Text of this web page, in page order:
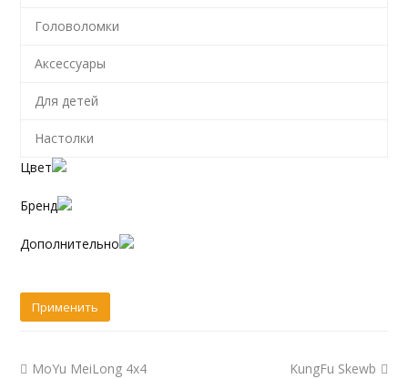
Головоломки
Аксессуары
Для детей
Настолки
Цвет
Бренд
Дополнительно
MoYu MeiLong 4x4 KungFu Skewb